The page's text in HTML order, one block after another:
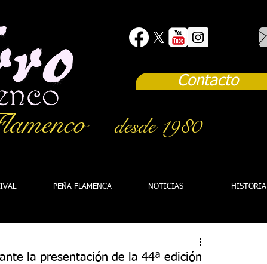
Contacto
desde 1980
PEÑA FLAMENCA NOTICIAS HISTORIA
la presentación de la 44ª edición